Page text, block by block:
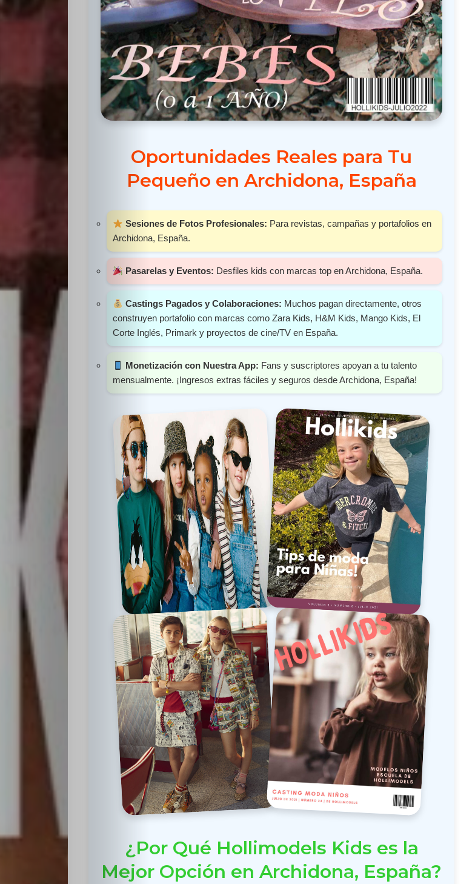
SHEIN
Casting
Sabritas
Casting
HolliKids
Contacto
Search
Oportunidades Reales para Tu
Pequeño en Archidona, España
Sesiones de Fotos Profesionales: Para revistas, campañas y portafolios en
Archidona, España.
Pasarelas y Eventos: Desfiles kids con marcas top en Archidona, España.
Castings Pagados y Colaboraciones: Muchos pagan directamente, otros
construyen portafolio con marcas como Zara Kids, H&M Kids, Mango Kids, El
Corte Inglés, Primark y proyectos de cine/TV en España.
Monetización con Nuestra App: Fans y suscriptores apoyan a tu talento
mensualmente. ¡Ingresos extras fáciles y seguros desde Archidona, España!
¿Por Qué Hollimodels Kids es la
Mejor Opción en Archidona, España?